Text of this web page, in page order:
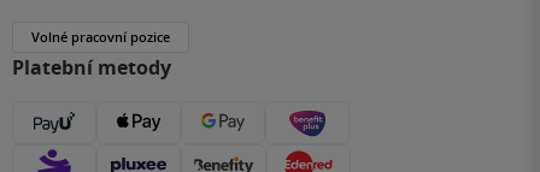
Volné pracovní pozice
Platební metody